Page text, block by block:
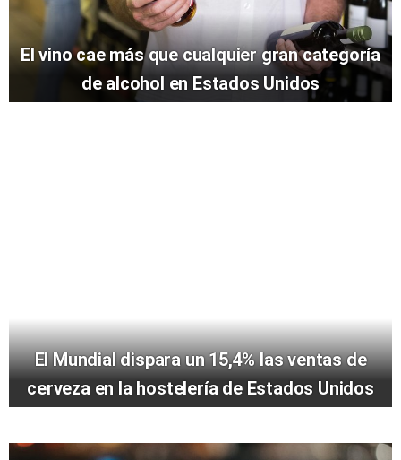
El vino cae más que cualquier gran categoría
de alcohol en Estados Unidos
El Mundial dispara un 15,4% las ventas de
cerveza en la hostelería de Estados Unidos